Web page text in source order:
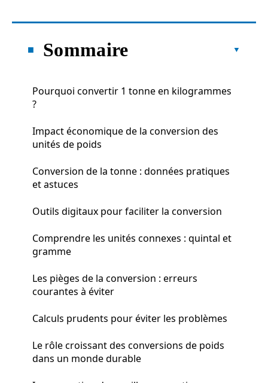
Sommaire
Pourquoi convertir 1 tonne en kilogrammes
?
Impact économique de la conversion des
unités de poids
Conversion de la tonne : données pratiques
et astuces
Outils digitaux pour faciliter la conversion
Comprendre les unités connexes : quintal et
gramme
Les pièges de la conversion : erreurs
courantes à éviter
Calculs prudents pour éviter les problèmes
Le rôle croissant des conversions de poids
dans un monde durable